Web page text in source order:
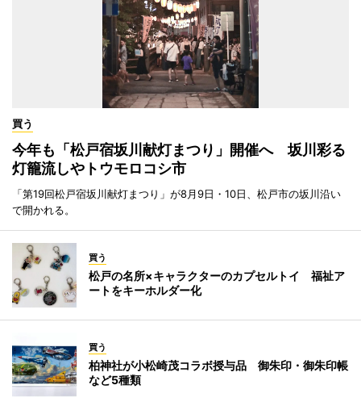
買う
今年も「松戸宿坂川献灯まつり」開催へ 坂川彩る
灯籠流しやトウモロコシ市
「第19回松戸宿坂川献灯まつり」が8月9日・10日、松戸市の坂川沿い
で開かれる。
買う
松戸の名所×キャラクターのカプセルトイ 福祉ア
ートをキーホルダー化
買う
柏神社が小松崎茂コラボ授与品 御朱印・御朱印帳
など5種類